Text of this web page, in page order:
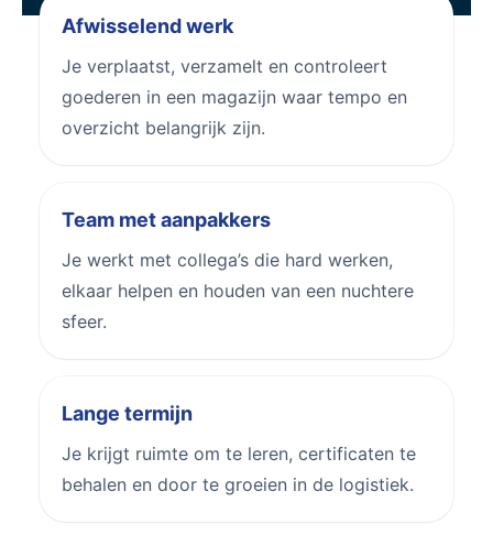
Afwisselend werk
Je verplaatst, verzamelt en controleert
goederen in een magazijn waar tempo en
overzicht belangrijk zijn.
Team met aanpakkers
Je werkt met collega’s die hard werken,
elkaar helpen en houden van een nuchtere
sfeer.
Lange termijn
Je krijgt ruimte om te leren, certificaten te
behalen en door te groeien in de logistiek.